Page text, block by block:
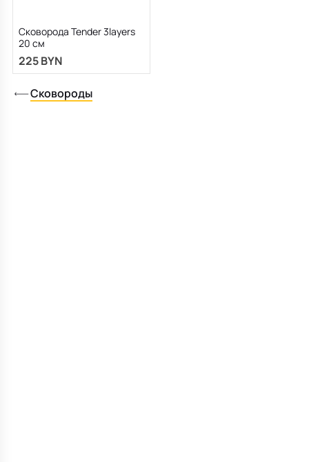
Сковорода Tender 3layers
20 см
225 BYN
Сковороды